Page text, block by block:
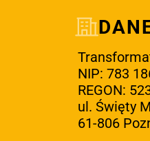
NIP: 783
REGON:
ul. Święty
61-806